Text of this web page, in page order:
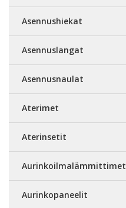
Asennushiekat
Asennuslangat
Asennusnaulat
Aterimet
Aterinsetit
Aurinkoilmalämmittimet
Aurinkopaneelit